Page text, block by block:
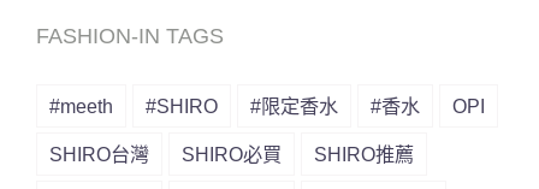
FASHION-IN TAGS
#meeth #SHIRO #限定香水 #香水 OPI
SHIRO台灣 SHIRO必買 SHIRO推薦